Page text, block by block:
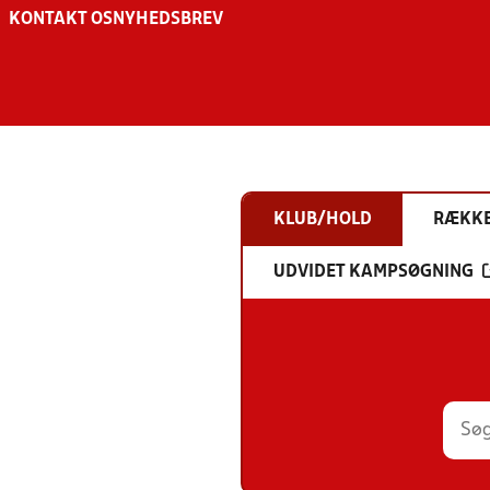
KONTAKT OS NYHEDSBREV
KLUB/HOLD
UDVIDET KAMPSØGNING